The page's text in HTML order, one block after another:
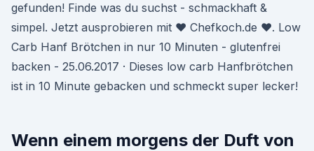
gefunden! Finde was du suchst - schmackhaft &
simpel. Jetzt ausprobieren mit ♥ Chefkoch.de ♥. Low
Carb Hanf Brötchen in nur 10 Minuten - glutenfrei
backen - 25.06.2017 · Dieses low carb Hanfbrötchen
ist in 10 Minute gebacken und schmeckt super lecker!
Wenn einem morgens der Duft von